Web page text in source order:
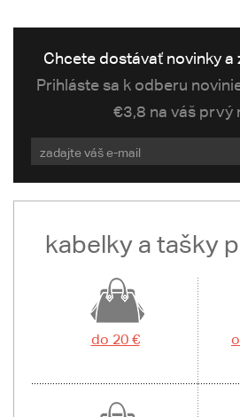
Chcete dostávať novinky a
Prihláste sa k odberu
€3,8 na váš prvý
kabelky a tašky
do 20 €